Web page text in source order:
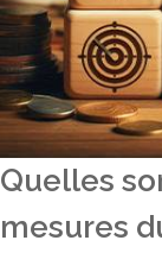
Quelles
mesures